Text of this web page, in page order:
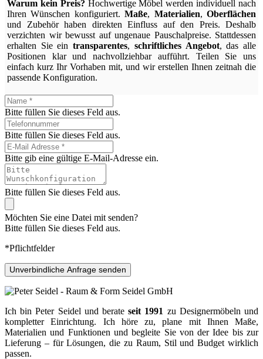
Warum kein Preis? Hochwertige Möbel werden individuell nach
Ihren Wünschen konfiguriert.Maße, Materialien,Oberflächen
und Zubehör haben direkten Einfluss auf den Preis. Deshalb
verzichten wir bewusst auf ungenaue Pauschalpreise. Stattdessen
erhalten Sie eintransparentes, schriftliches Angebot, das alle
Positionen klar und nachvollziehbar aufführt. Teilen Sie uns
einfach kurz Ihr Vorhaben mit, und wir erstellen Ihnen zeitnah die
passende Konfiguration.
Bitte füllen Sie dieses Feld aus.
Bitte füllen Sie dieses Feld aus.
Bitte gib eine gültige E-Mail-Adresse ein.
Bitte füllen Sie dieses Feld aus.
Möchten Sie eine Datei mit senden?
Bitte füllen Sie dieses Feld aus.
*Pflichtfelder
Unverbindliche Anfrage senden
Ich bin Peter Seidel und berateseit 1991 zu Designermöbeln und
kompletter Einrichtung. Ich höre zu, plane mit Ihnen Maße,
Materialien und Funktionen und begleite Sie von der Idee bis zur
Lieferung – für Lösungen, die zu Raum, Stil und Budget wirklich
passen.